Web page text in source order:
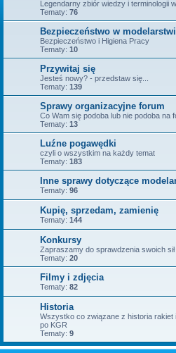
Legendarny zbiór wiedzy i terminologii
Tematy: 76
Bezpieczeństwo w
Bezpieczeństwo i Higiena Pracy
Tematy: 10
Przywitaj się
Jesteś nowy? - przedstaw się...
Tematy: 139
Sprawy organizacyjne forum
Co Wam się podoba lub nie podoba na
Tematy: 13
Luźne pogawędki
czyli o wszystkim na każdy temat
Tematy: 183
Inne sprawy dotyczące
Tematy: 96
Kupię, sprzedam, zamienię
Tematy: 144
Konkursy
Zapraszamy do sprawdzenia swoich sił
Tematy: 20
Filmy i zdjęcia
Tematy: 82
Historia
Wszystko co związane z historia
po KGR
Tematy: 9